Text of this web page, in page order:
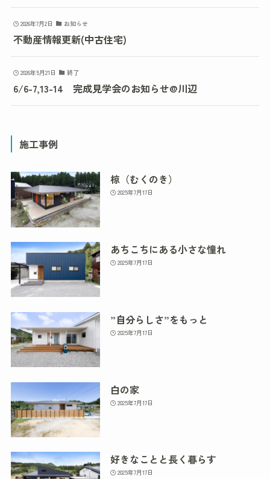
2026年7月2日 お知らせ
不動産情報更新(中古住宅)
2026年5月21日 終了
6/6-7,13-14 完成見学会のお知らせ@川辺
施工事例
椋（むくのき）
2025年7月17日
あちこちにある小さな憧れ
2025年7月17日
”自分らしさ”をもっと
2025年7月17日
白の家
2025年7月17日
好きなことと長く暮らす
2025年7月17日